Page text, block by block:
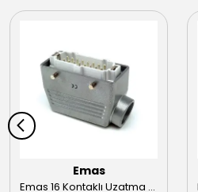
Emas
Emas 16 Kontaklı Uzatma Fişi EBM16FU10